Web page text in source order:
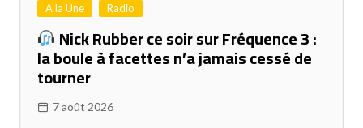
A la Une Radio
Nick Rubber ce soir sur Fréquence 3 :
la boule à facettes n’a jamais cessé de
tourner
7 août 2026